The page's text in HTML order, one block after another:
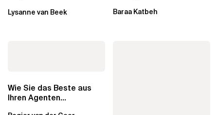
noch?
Lysanne van Beek Baraa Katbeh
Wie Sie das Beste aus
Ihren Agenten